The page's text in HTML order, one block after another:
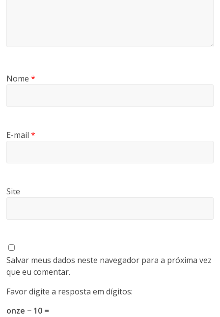
Nome*
E-mail*
Site
Salvar meus dados neste navegador para a próxima vez
que eu comentar.
Favor digite a resposta em dígitos:
onze − 10 =